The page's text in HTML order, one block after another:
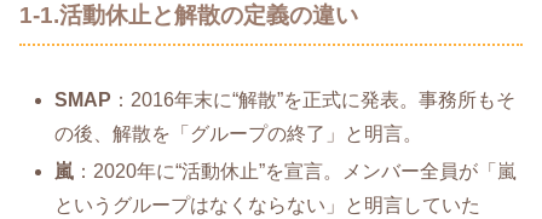
1-1.活動休止と解散の定義の違い
SMAP ：2016年末に“解散”を正式に発表。事務所もそ
の後、解散を「グループの終了」と明言。
嵐 ：2020年に“活動休止”を宣言。メンバー全員が「嵐
というグループはなくならない」と明言していた